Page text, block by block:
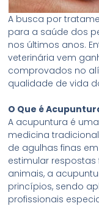
A busca por
para a saúde dos
nos últimos anos.
veterinária vem
comprovados no
qualidade de vida
O Que é
A acupuntura é
medicina
de agulhas finas
estimular
animais, a
princípios, sendo
profissionais